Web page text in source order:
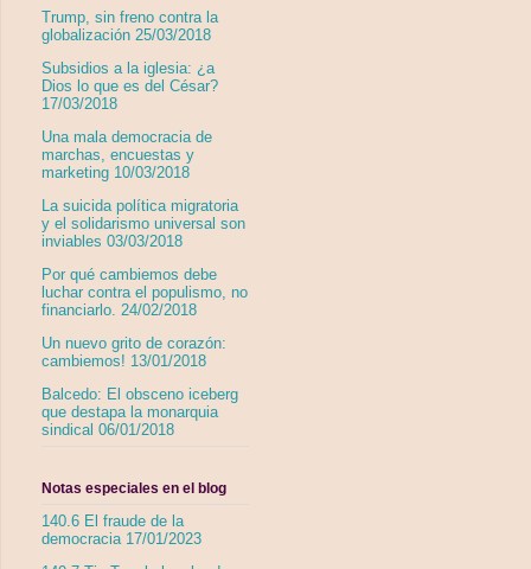
Trump, sin freno contra la
globalización 25/03/2018
Subsidios a la iglesia: ¿a
Dios lo que es del César?
17/03/2018
Una mala democracia de
marchas, encuestas y
marketing 10/03/2018
La suicida política migratoria
y el solidarismo universal son
inviables 03/03/2018
Por qué cambiemos debe
luchar contra el populismo, no
financiarlo. 24/02/2018
Un nuevo grito de corazón:
cambiemos! 13/01/2018
Balcedo: El obsceno iceberg
que destapa la monarquia
sindical 06/01/2018
Notas especiales en el blog
140.6 El fraude de la
democracia 17/01/2023